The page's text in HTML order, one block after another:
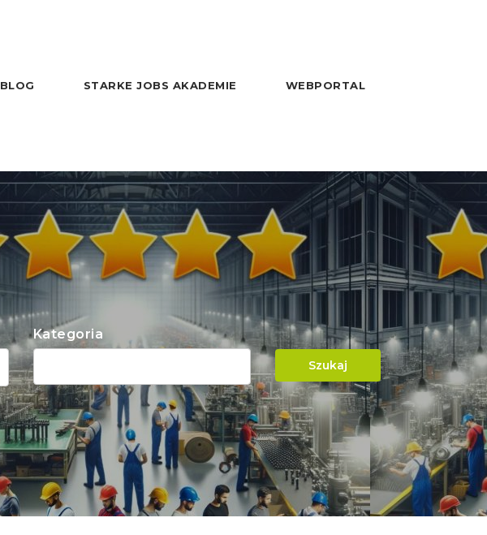
BLOG STARKE JOBS AKADEMIE WEBPORTAL
Kategoria
Szukaj